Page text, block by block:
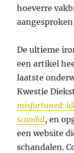
hoeverre
De ultieme
een artikel
laatste
Kwestie
misfortuned:
scandal, en
een website
schandalen.